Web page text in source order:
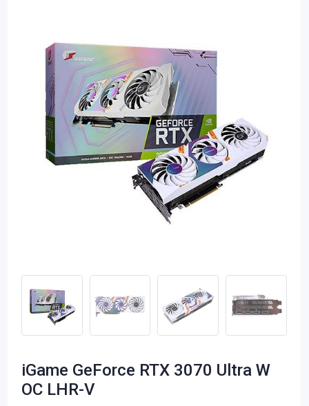
iGame GeForce RTX 3070 Ultra W
OC LHR-V